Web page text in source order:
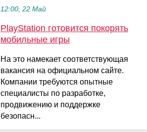
12:00, 22 Май
PlayStation готовится покорять
мобильные игры
На это намекает соответствующая
вакансия на официальном сайте.
Компании требуются опытные
специалисты по разработке,
продвижению и поддержке
безопасн...